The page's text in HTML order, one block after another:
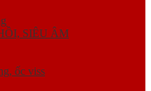
SIÊU ÂM
ốc viss